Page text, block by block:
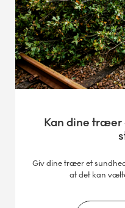
Kan dine
Giv dine træer et
at det kan